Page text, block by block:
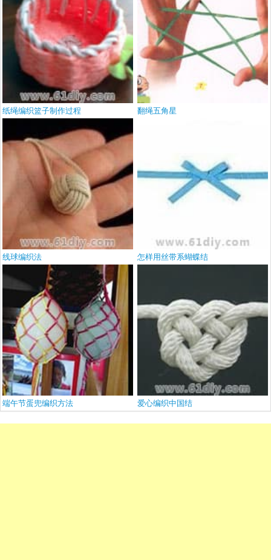
纸绳编织篮子制作过程 翻绳五角星
线球编织法 怎样用丝带系蝴蝶结
端午节蛋兜编织方法 爱心编织中国结